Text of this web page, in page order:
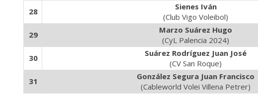
28
Sienes Iván
(Club Vigo Voleibol)
29
Marzo Suárez Hugo
(CyL Palencia 2024)
30
Suárez Rodríguez Juan José
(CV San Roque)
31
González Segura Juan Francisco
(Cableworld Volei Villena Petrer)